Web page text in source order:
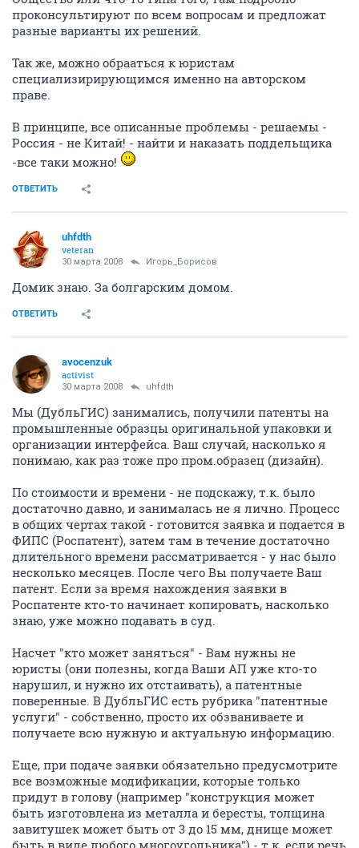
проконсультируют по всем вопросам и предложат
разные варианты их решений.
Так же, можно обрааться к юристам
специализирирующимся именно на авторском
праве.
В принципе, все описанные проблемы - решаемы -
Россия - не Китай! - найти и наказать поддельщика
-все таки можно!
ОТВЕТИТЬ
uhfdth
veteran
30 марта 2008 Игорь_Борисов
Домик знаю. За болгарским домом.
ОТВЕТИТЬ
avocenzuk
activist
30 марта 2008 uhfdth
Мы (ДубльГИС) занимались, получили патенты на
промышленные образцы оригинальной упаковки и
организации интерфейса. Ваш случай, насколько я
понимаю, как раз тоже про пром.образец (дизайн).
По стоимости и времени - не подскажу, т.к. было
достаточно давно, и занималась не я лично. Процесс
в общих чертах такой - готовится заявка и подается в
ФИПС (Роспатент), затем там в течение достаточно
длительного времени рассматривается - у нас было
несколько месяцев. После чего Вы получаете Ваш
патент. Если за время нахождения заявки в
Роспатенте кто-то начинает копировать, насколько
знаю, уже можно подавать в суд.
Насчет "кто может заняться" - Вам нужны не
юристы (они полезны, когда Ваши АП уже кто-то
нарушил, и нужно их отстаивать), а патентные
поверенные. В ДубльГИС есть рубрика "патентные
услуги" - собственно, просто их обзваниваете и
получаете всю нужную и актуальную информацию.
Еще, при подаче заявки обязательно предусмотрите
все возможные модификации, которые только
придут в голову (например "конструкция может
быть изготовлена из металла и бересты, толщина
завитушек может быть от 3 до 15 мм, днище может
быть в виде любого многоугольника") - т.к. если речь